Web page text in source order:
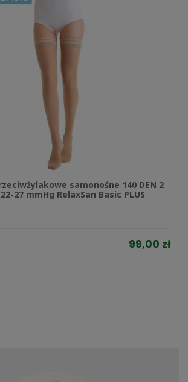
samonośne 140 DEN 2
27 mmHg RelaxSan Basic PLUS
99,00 zł